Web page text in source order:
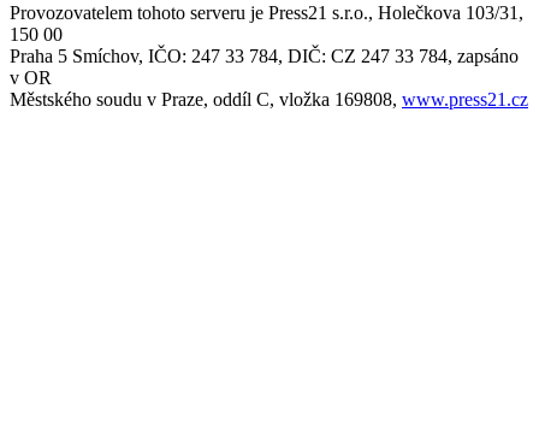
Provozovatelem tohoto serveru je Press21 s.r.o., Holečkova 103/31,
150 00
Praha 5 Smíchov, IČO: 247 33 784, DIČ: CZ 247 33 784, zapsáno
v OR
Městského soudu v Praze, oddíl C, vložka 169808, www.press21.cz